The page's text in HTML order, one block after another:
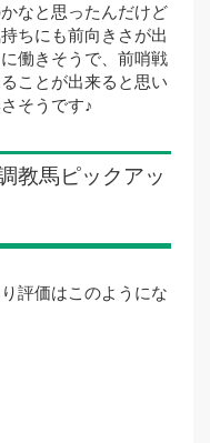
なと思ったんだけど
ちにも前向きさが出
働きそうで、前哨戦
ことが出来ると思い
そうです♪
教馬ピックアッ
評価はこのようにな